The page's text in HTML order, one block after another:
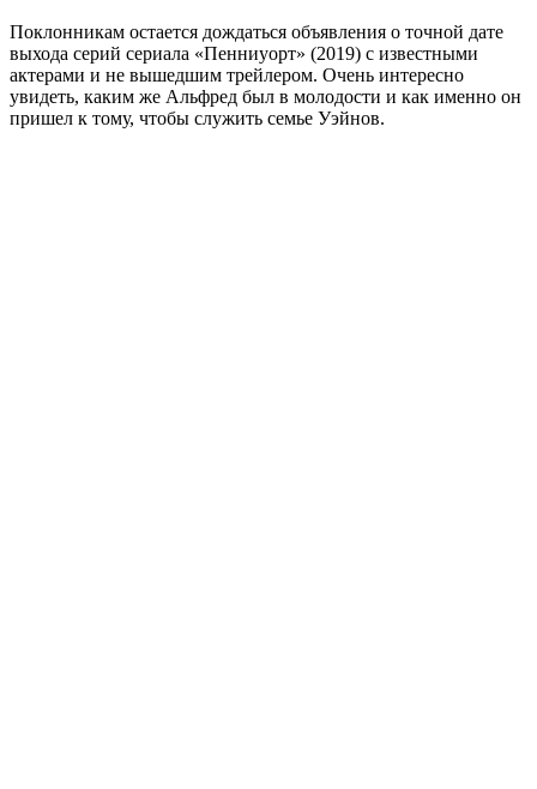
Поклонникам остается дождаться объявления о точной дате
выхода серий сериала «Пенниуорт» (2019) с известными
актерами и не вышедшим трейлером. Очень интересно
увидеть, каким же Альфред был в молодости и как именно он
пришел к тому, чтобы служить семье Уэйнов.